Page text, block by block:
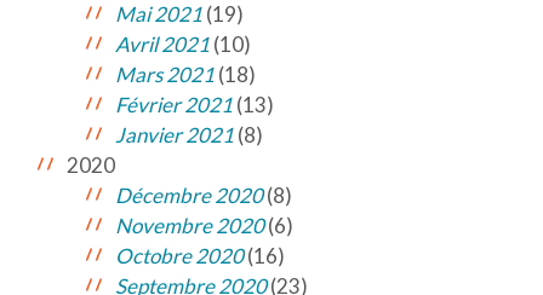
Mai 2021(19)
Avril 2021(10)
Mars 2021(18)
Février 2021(13)
Janvier 2021(8)
2020
Décembre 2020(8)
Novembre 2020(6)
Octobre 2020(16)
Septembre 2020(23)